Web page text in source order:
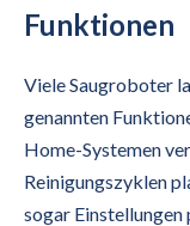
Funktionen
Viele Saugroboter
genannten
Home-Systemen
Reinigungszyklen
sogar Einstellungen